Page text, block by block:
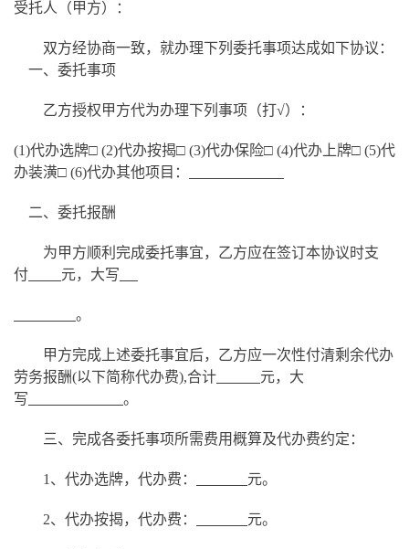
受托人（甲方）：
双方经协商一致，就办理下列委托事项达成如下协议：
一、委托事项
乙方授权甲方代为办理下列事项（打√）：
(1)代办选牌□ (2)代办按揭□ (3)代办保险□ (4)代办上牌□ (5)代
办装潢□ (6)代办其他项目：
二、委托报酬
为甲方顺利完成委托事宜，乙方应在签订本协议时支
付
元，大写
。
甲方完成上述委托事宜后，乙方应一次性付清剩余代办
劳务报酬(以下简称代办费),合计
元，大
写
。
三、完成各委托事项所需费用概算及代办费约定：
1、代办选牌，代办费： 元。
2、代办按揭，代办费： 元。